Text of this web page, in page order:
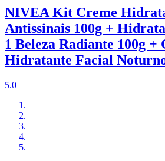
NIVEA Kit Creme
Antissinais 100g +
1 Beleza Radiante 100g +
Hidratante Facial
5.0